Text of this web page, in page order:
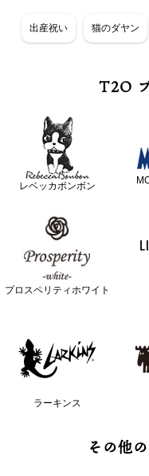
出産祝い 猫のダヤン
T2O
レベッカボンボン
プロスペリティホワイト
ラーキンス
その他